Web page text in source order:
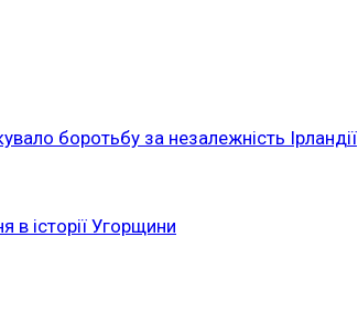
боротьбу за незалежність Ірландії
історії Угорщини